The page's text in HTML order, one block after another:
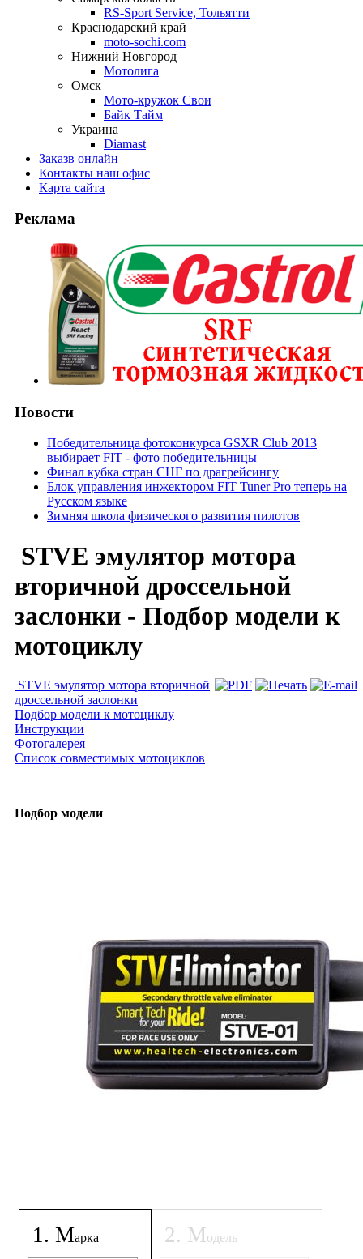
RS-Sport Service, Тольятти
Краснодарский край
moto-sochi.com
Нижний Новгород
Мотолига
Омск
Мото-кружок Свои
Байк Тайм
Украина
Diamast
Заказв онлайн
Контакты наш офис
Карта сайта
Реклама
Новости
Победительница фотоконкурса GSXR Club 2013
выбирает FIT - фото победительницы
Финал кубка стран СНГ по драгрейсингу
Блок управления инжектором FIT Tuner Pro теперь на
Русском языке
Зимняя школа физического развития пилотов
STVE эмулятор мотора
вторичной дроссельной
заслонки - Подбор модели к
мотоциклу
STVE эмулятор мотора вторичной
дроссельной заслонки
Подбор модели к мотоциклу
Инструкции
Фотогалерея
Список совместимых мотоциклов
Подбор модели
1. Марка 2. Модель